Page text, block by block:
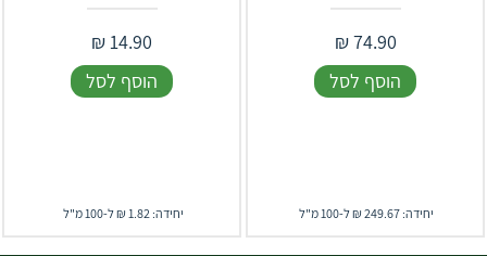
74.90
₪
הוסף לסל
יחידה: 249.67 ₪ ל-100 מ"ל
14.90
₪
הוסף לסל
יחידה: 1.82 ₪ ל-100 מ"ל